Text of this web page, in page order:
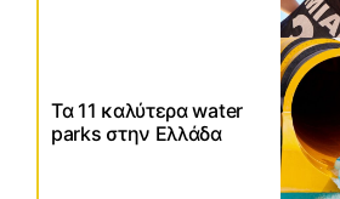
Τα 11 καλύτερα water
parks στην Ελλάδα